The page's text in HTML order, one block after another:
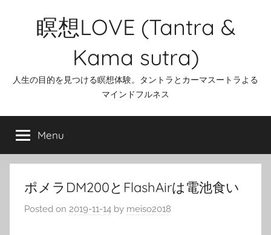
瞑想LOVE (Tantra &
Kama sutra)
人生の目的を見つける瞑想体験。タントラとカーマスートラよる
マインドフルネス
Menu
ポメラDM200とFlashAirは電池食い
Posted on 2019-11-14 by meiso2018